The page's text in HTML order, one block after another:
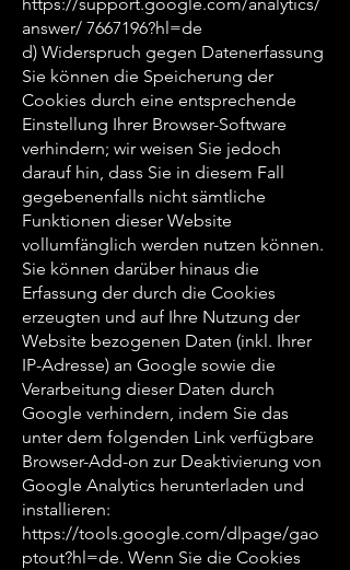
answer/ 7667196?hl=de
d) Widerspruch gegen Datenerfassung
Sie können die Speicherung der
Cookies durch eine entsprechende
Einstellung Ihrer Browser-Software
verhindern; wir weisen Sie jedoch
darauf hin, dass Sie in diesem Fall
gegebenenfalls nicht sämtliche
Funktionen dieser Website
vollumfänglich werden nutzen können.
Sie können darüber hinaus die
Erfassung der durch die Cookies
erzeugten und auf Ihre Nutzung der
Website bezogenen Daten (inkl. Ihrer
IP-Adresse) an Google sowie die
Verarbeitung dieser Daten durch
Google verhindern, indem Sie das
unter dem folgenden Link verfügbare
Browser-Add-on zur Deaktivierung von
Google Analytics herunterladen und
installieren:
https://tools.google.com/dlpage/gao
ptout?hl=de. Wenn Sie die Cookies